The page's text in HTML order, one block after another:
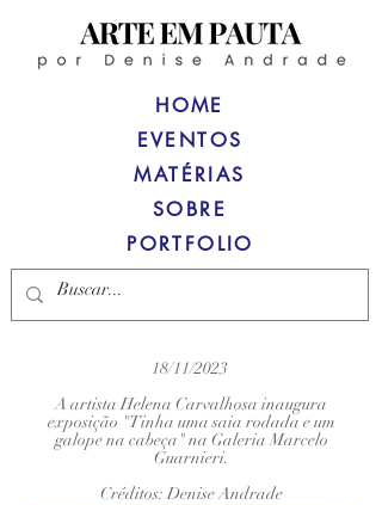
HOME
MATÉRIAS
SOBRE
PORTFOLIO
EVENTOS
18/11/2023
A artista Helena Carvalhosa inaugura
exposição "Tinha uma saia rodada e um
galope na cabeça" na Galeria Marcelo
Guarnieri.
Créditos: Denise Andrade